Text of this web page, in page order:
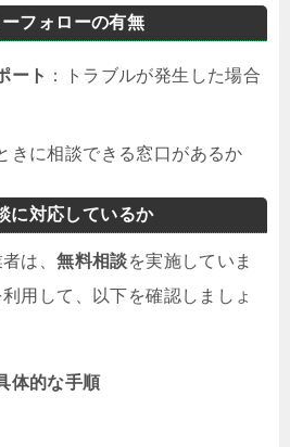
フォローの有無
ート ：トラブルが発生した場合
きに相談できる窓口があるか
に対応しているか
は、無料相談を実施していま
用して、以下を確認しましょ
体的な手順